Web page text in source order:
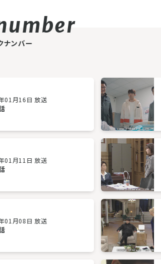
ナンバー
01月16日 放送
01月11日 放送
01月08日 放送